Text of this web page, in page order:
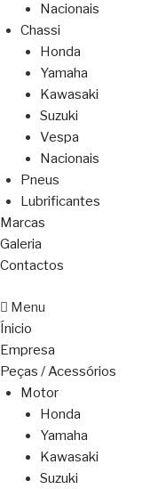
Nacionais
Chassi
Honda
Yamaha
Kawasaki
Suzuki
Vespa
Nacionais
Pneus
Lubrificantes
Marcas
Galeria
Contactos
Menu
Ínicio
Empresa
Peças / Acessórios
Motor
Honda
Yamaha
Kawasaki
Suzuki